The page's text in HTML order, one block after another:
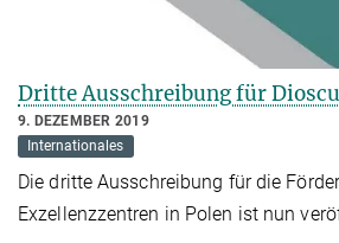
Dritte Ausschreibung für
9. DEZEMBER 2019
Internationales
Die dritte Ausschreibung für die
Exzellenzzentren in Polen ist nun